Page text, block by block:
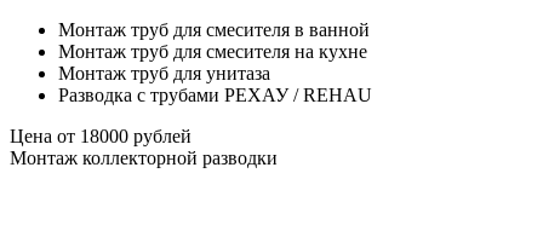
Монтаж труб для смесителя в ванной
Монтаж труб для смесителя на кухне
Монтаж труб для унитаза
Разводка с трубами РЕХАУ / REHAU
Цена от 18000 рублей
Монтаж коллекторной разводки